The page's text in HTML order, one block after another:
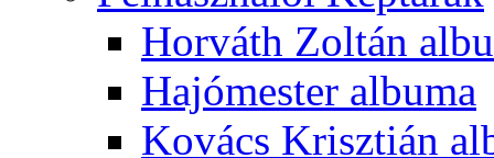
Horváth Zoltán
Hajómester albuma
Kovács Krisztián